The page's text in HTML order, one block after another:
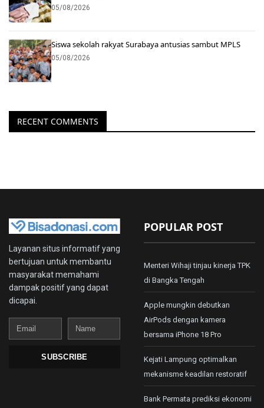
05/08/2026
Siswa sekolah rakyat Surabaya antusias sambut MPLS
05/08/2026
RECENT COMMENTS
Layanan situs informatif yang
bertujuan untuk membantu
masyarakat memahami
dampak positif yang dapat
dicapai.
Email
Name
SUBSCRIBE
POPULAR POST
Menteri Wihaji tinjau kinerja TPK
di Bangka Tengah
Apple mungkin debutkan
AirPods dengan kamera
bersama iPhone 18 Pro
Kejati Lampung optimalkan
mekanisme keadilan restoratif
Bank Permata prediksi ekonomi